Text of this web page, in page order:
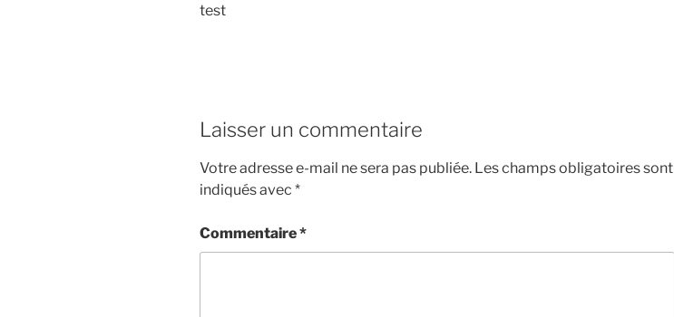
test
Laisser un commentaire
Votre adresse e-mail ne sera pas publiée. Les champs obligatoires sont
indiqués avec *
Commentaire*